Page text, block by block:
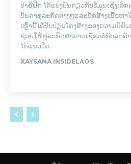
ປາຊີຟິກ ໄດ້ແບ່ງປັນກ່ຽວກັບຂໍ້ມູນເຊີງເລິ
ບັນດາທຸລະກິດຕ່າງໆແລະນັກສ້າງເນື້ອຫາ
ເຫຼົົ່ານີ້ໄດ້ປັບປ່ຽນໂຄງສ້າງຂອງຄວາມນິຍົ
ຊ່ວຍໃຫ້ທຸລະກິດສາມາດເຊື່ອມຕໍ່ກັບລູກຄ້
ໄດ້ແນວໃດ.
XAYSANA INSIDELAOS